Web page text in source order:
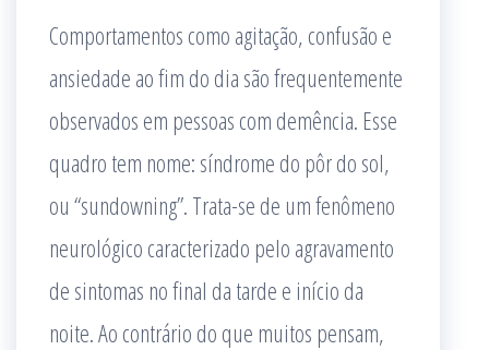
Comportamentos como agitação, confusão e
ansiedade ao fim do dia são frequentemente
observados em pessoas com demência. Esse
quadro tem nome: síndrome do pôr do sol,
ou “sundowning”. Trata-se de um fenômeno
neurológico caracterizado pelo agravamento
de sintomas no final da tarde e início da
noite. Ao contrário do que muitos pensam,